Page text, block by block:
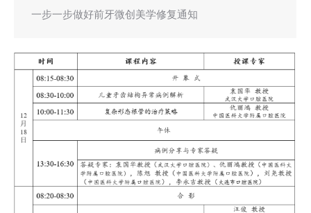
一步一步做好前牙微创美学修复通知